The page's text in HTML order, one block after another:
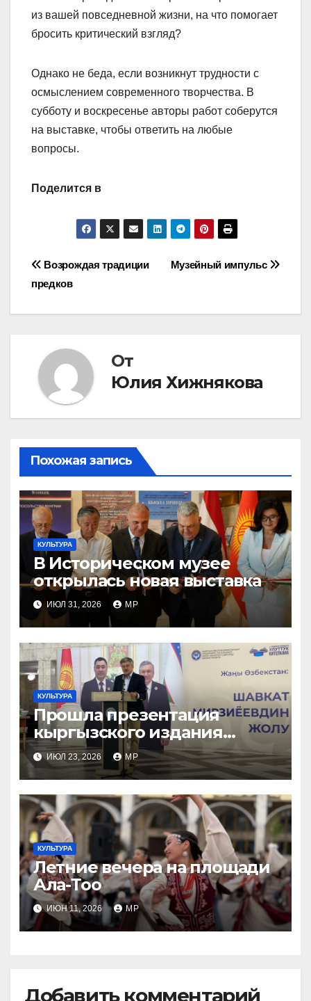
из вашей повседневной жизни, на что помогает
бросить критический взгляд?
Однако не беда, если возникнут трудности с
осмыслением современного творчест­ва. В
субботу и воскресенье авторы работ соберутся
на выставке, чтобы ответить на любые
вопросы.
Поделится в
Навигация
по
Музейный импульс
Возрождая традиции
предков
От
Юлия Хижнякова
Похожая запись
КУЛЬТУРА
В Историческом музее
открылась новая выставка
ИЮЛ 31, 2026 MP
КУЛЬТУРА
Прошла презентация
кыргызского издания
книги «Новый Узбекистан:
путь Шавката Мирзиеева»
ИЮЛ 23, 2026 MP
КУЛЬТУРА
Летние вечера на площади
Ала-Тоо
ИЮН 11, 2026 MP
Добавить комментарий